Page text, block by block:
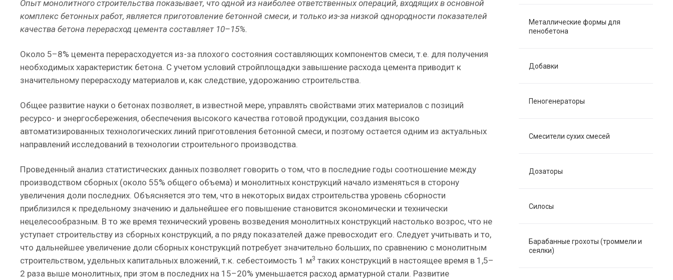
Опыт монолитного строительства показывает, что одной из наиболее ответственных операций, входящих в основной
комплекс бетонных работ, является приготовление бетонной смеси, и только из-за низкой однородности показателей
качества бетона перерасход цемента составляет 10–15%.
Около 5–8% цемента перерасходуется из-за плохого состояния составляющих компонентов смеси, т.е. для получения
необходимых характеристик бетона. С учетом условий стройплощадки завышение расхода цемента приводит к
значительному перерасходу материалов и, как следствие, удорожанию строительства.
Общее развитие науки о бетонах позволяет, в известной мере, управлять свойствами этих материалов с позиций
ресурсо- и энергосбережения, обеспечения высокого качества готовой продукции, создания высоко
автоматизированных технологических линий приготовления бетонной смеси, и поэтому остается одним из актуальных
направлений исследований в технологии строительного производства.
Проведенный анализ статистических данных позволяет говорить о том, что в последние годы соотношение между
производством сборных (около 55% общего объема) и монолитных конструкций начало изменяться в сторону
увеличения доли последних. Объясняется это тем, что в некоторых видах строительства уровень сборности
приблизился к предельному значению и дальнейшее его повышение становится экономически и технически
нецелесообразным. В то же время технический уровень возведения монолитных конструкций настолько возрос, что не
уступает строительству из сборных конструкций, а по ряду показателей даже превосходит его. Следует учитывать и то,
что дальнейшее увеличение доли сборных конструкций потребует значительно больших, по сравнению с монолитным
строительством, удельных капитальных вложений, т.к. себестоимость 1 м3 таких конструкций в настоящее время в 1,5–
2 раза выше монолитных, при этом в последних на 15–20% уменьшается расход арматурной стали. Развитие
Металлические формы для
пенобетона
Добавки
Пеногенераторы
Смесители сухих смесей
Дозаторы
Силосы
Барабанные грохоты (троммели и
сеялки)